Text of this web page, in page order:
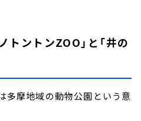
トントンZOO」と「井の
多摩地域の動物公園という意